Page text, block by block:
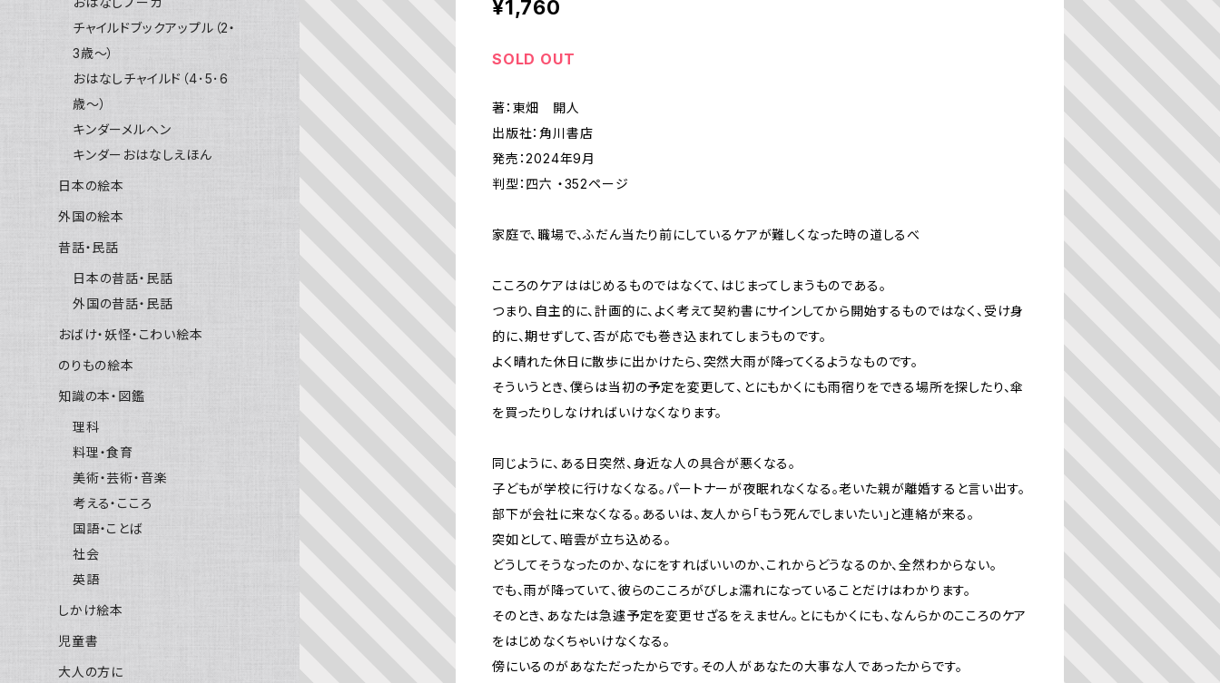
¥1,760
SOLD OUT
著：東畑 開人
出版社：角川書店
発売：2024年9月
判型：四六 ・352ページ
家庭で、職場で、ふだん当たり前にしているケアが難しくなった時の道しるべ
こころのケアははじめるものではなくて、はじまってしまうものである。
つまり、自主的に、計画的に、よく考えて契約書にサインしてから開始するものではなく、受け身
的に、期せずして、否が応でも巻き込まれてしまうものです。
よく晴れた休日に散歩に出かけたら、突然大雨が降ってくるようなものです。
そういうとき、僕らは当初の予定を変更して、とにもかくにも雨宿りをできる場所を探したり、傘
を買ったりしなければいけなくなります。
同じように、ある日突然、身近な人の具合が悪くなる。
子どもが学校に行けなくなる。パートナーが夜眠れなくなる。老いた親が離婚すると言い出す。
部下が会社に来なくなる。あるいは、友人から「もう死んでしまいたい」と連絡が来る。
突如として、暗雲が立ち込める。
どうしてそうなったのか、なにをすればいいのか、これからどうなるのか、全然わからない。
でも、雨が降っていて、彼らのこころがびしょ濡れになっていることだけはわかります。
そのとき、あなたは急遽予定を変更せざるをえません。とにもかくにも、なんらかのこころのケア
をはじめなくちゃいけなくなる。
傍にいるのがあなただったからです。その人があなたの大事な人であったからです。
チャイルドブックアップル（2・
3歳～）
おはなしチャイルド（4･5･6
歳～）
キンダーメルヘン
キンダーおはなしえほん
日本の絵本
外国の絵本
昔話・民話
日本の昔話・民話
外国の昔話・民話
おばけ・妖怪・こわい絵本
のりもの絵本
知識の本・図鑑
理科
料理・食育
美術・芸術・音楽
考える・こころ
国語・ことば
社会
英語
しかけ絵本
児童書
大人の方に